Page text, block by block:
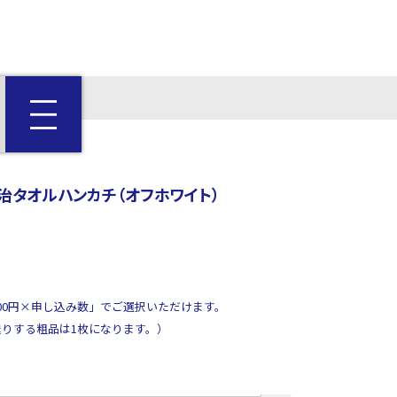
オルハンカチ（オフホワイト）
×申し込み数」でご選択いただけます。
する粗品は1枚になります。）